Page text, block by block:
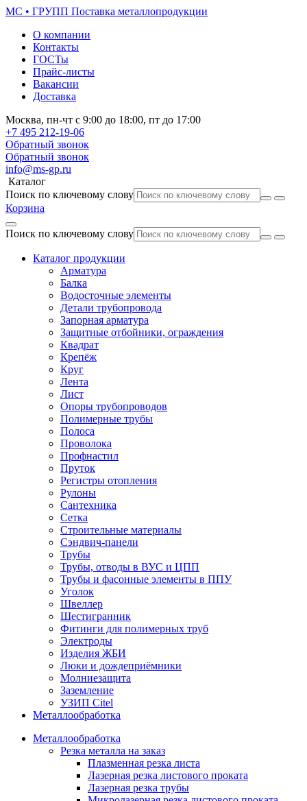
МС • ГРУПП Поставка металлопродукции
О компании
Контакты
ГОСТы
Прайс-листы
Вакансии
Доставка
Москва, пн-чт с 9:00 до 18:00, пт до 17:00
+7 495 212-19-06
Обратный звонок
Обратный звонок
info@ms-gp.ru
Каталог
Поиск по ключевому слову
Корзина
Поиск по ключевому слову
Каталог продукции
Арматура
Балка
Водосточные элементы
Детали трубопровода
Запорная арматура
Защитные отбойники, ограждения
Квадрат
Крепёж
Круг
Лента
Лист
Опоры трубопроводов
Полимерные трубы
Полоса
Проволока
Профнастил
Пруток
Регистры отопления
Рулоны
Сантехника
Сетка
Строительные материалы
Сэндвич-панели
Трубы
Трубы, отводы в ВУС и ЦПП
Трубы и фасонные элементы в ППУ
Уголок
Швеллер
Шестигранник
Фитинги для полимерных труб
Электроды
Изделия ЖБИ
Люки и дождеприёмники
Молниезащита
Заземление
УЗИП Citel
Металлообработка
Металлообработка
Резка металла на заказ
Плазменная резка листа
Лазерная резка листового проката
Лазерная резка трубы